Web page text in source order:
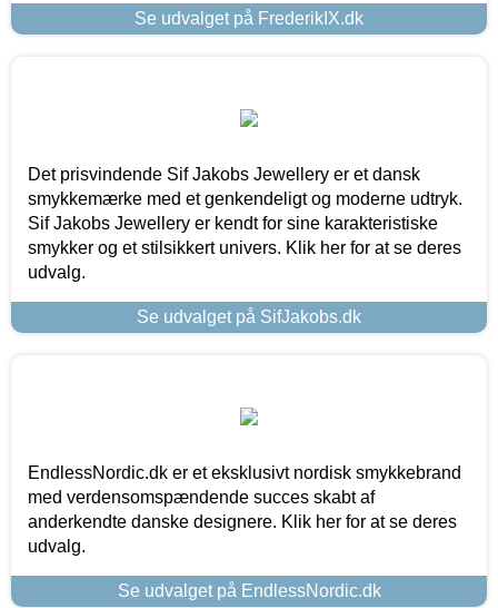
Se udvalget på FrederikIX.dk
Det prisvindende Sif Jakobs Jewellery er et dansk
smykkemærke med et genkendeligt og moderne udtryk.
Sif Jakobs Jewellery er kendt for sine karakteristiske
smykker og et stilsikkert univers. Klik her for at se deres
udvalg.
Se udvalget på SifJakobs.dk
EndlessNordic.dk er et eksklusivt nordisk smykkebrand
med verdensomspændende succes skabt af
anderkendte danske designere. Klik her for at se deres
udvalg.
Se udvalget på EndlessNordic.dk